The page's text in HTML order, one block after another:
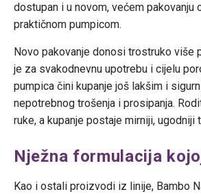
dostupan i u novom, većem pakovanju
praktičnom pumpicom.
Novo pakovanje donosi trostruko više
je za svakodnevnu upotrebu i cijelu
pumpica čini kupanje još lakšim i
nepotrebnog trošenja i prosipanja.
ruke, a kupanje postaje mirniji, ugodniji
Nježna formulacija
Kao i ostali proizvodi iz linije, Bambo